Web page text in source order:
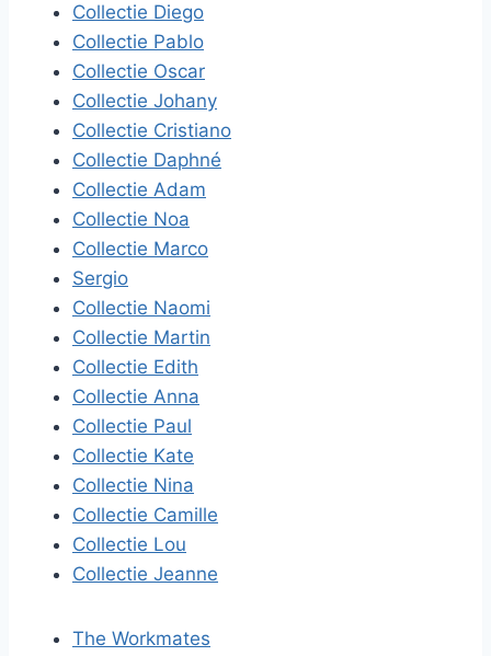
Collectie Diego
Collectie Pablo
Collectie Oscar
Collectie Johany
Collectie Cristiano
Collectie Daphné
Collectie Adam
Collectie Noa
Collectie Marco
Sergio
Collectie Naomi
Collectie Martin
Collectie Edith
Collectie Anna
Collectie Paul
Collectie Kate
Collectie Nina
Collectie Camille
Collectie Lou
Collectie Jeanne
The Workmates